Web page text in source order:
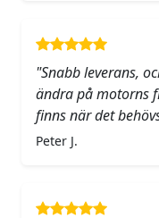
"Snabb leverans,
ändra på motorns
finns när det
Peter J.